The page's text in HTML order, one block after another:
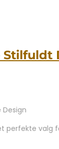
Design
perfekte